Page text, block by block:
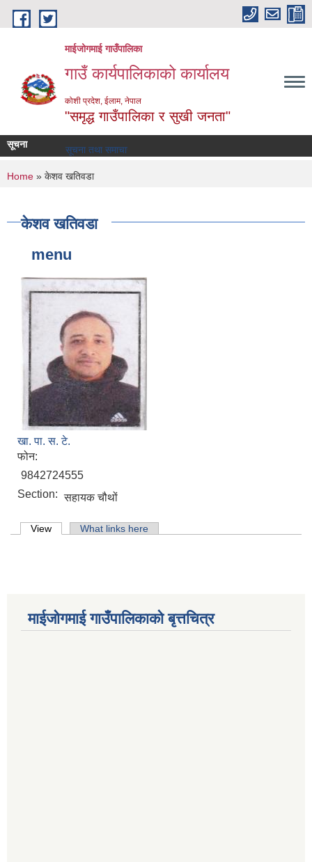
Skip to main content
माईजोगमाई गाउँपालिका
गाउँ कार्यपालिकाको कार्यालय
कोशी प्रदेश, ईलाम, नेपाल
"समृद्ध गाउँपालिका र सुखी जनता"
सूचना सूचना तथा समाचार
You are here
Home » केशव खतिवडा
केशव खतिवडा
menu
खा. पा. स. टे.
फोन:
9842724555
Section: सहायक चौथों
Primary tabs
View (active tab)What links here
माईजोगमाई गाउँपालिकाको बृत्तचित्र